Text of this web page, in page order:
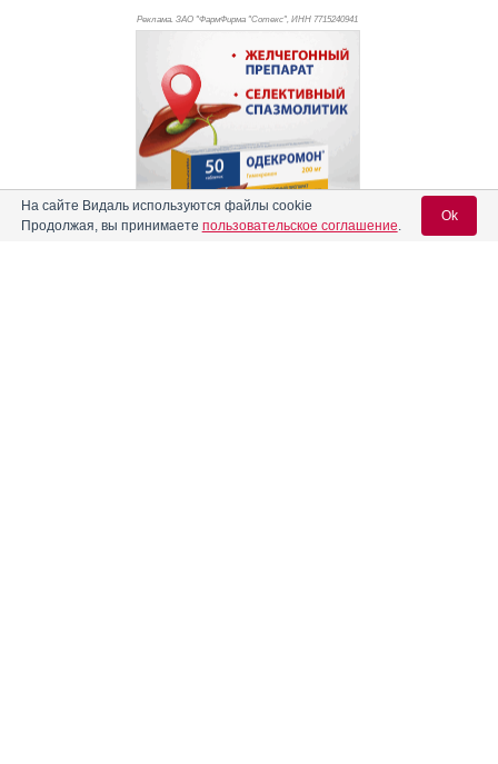
Реклама. ЗАО "ФармФирма "Сотекс", ИНН 7715240941
На сайте Видаль используются файлы cookie
Продолжая, вы принимаете пользовательское соглашение.
Ok